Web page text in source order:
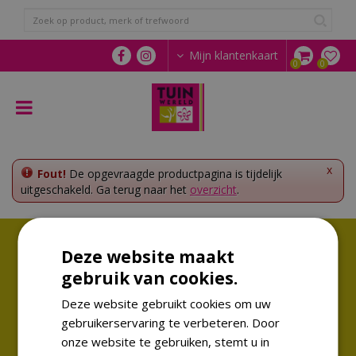
n
a
Mijn klantenkaart
x
Fout! De opgevraagde productpagina is tijdelijk
uitgeschakeld. Ga terug naar het overzicht.
Volg ons!
Altijd op de hoogte van de laatste trends
Deze website maakt
gebruik van cookies.
Deze website gebruikt cookies om uw
gebruikerservaring te verbeteren. Door
onze website te gebruiken, stemt u in